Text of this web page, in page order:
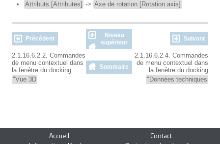
Attributs [Attributes] -> Axe de rotation [Rotation axis]
Précédent
Niveau
supérieur
Suivant
2.1.16.6.2.2. Commandes
de menu contextuel dans
la fenêtre du docking
"Vue 3D
Sommaire
2.1.16.6.2.4. Commandes
de menu contextuel dans
la fenêtre du docking
"Données techniques
Accueil
Contact